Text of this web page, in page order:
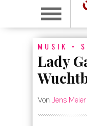
MUSIK •
Lady
Von Jens Meier